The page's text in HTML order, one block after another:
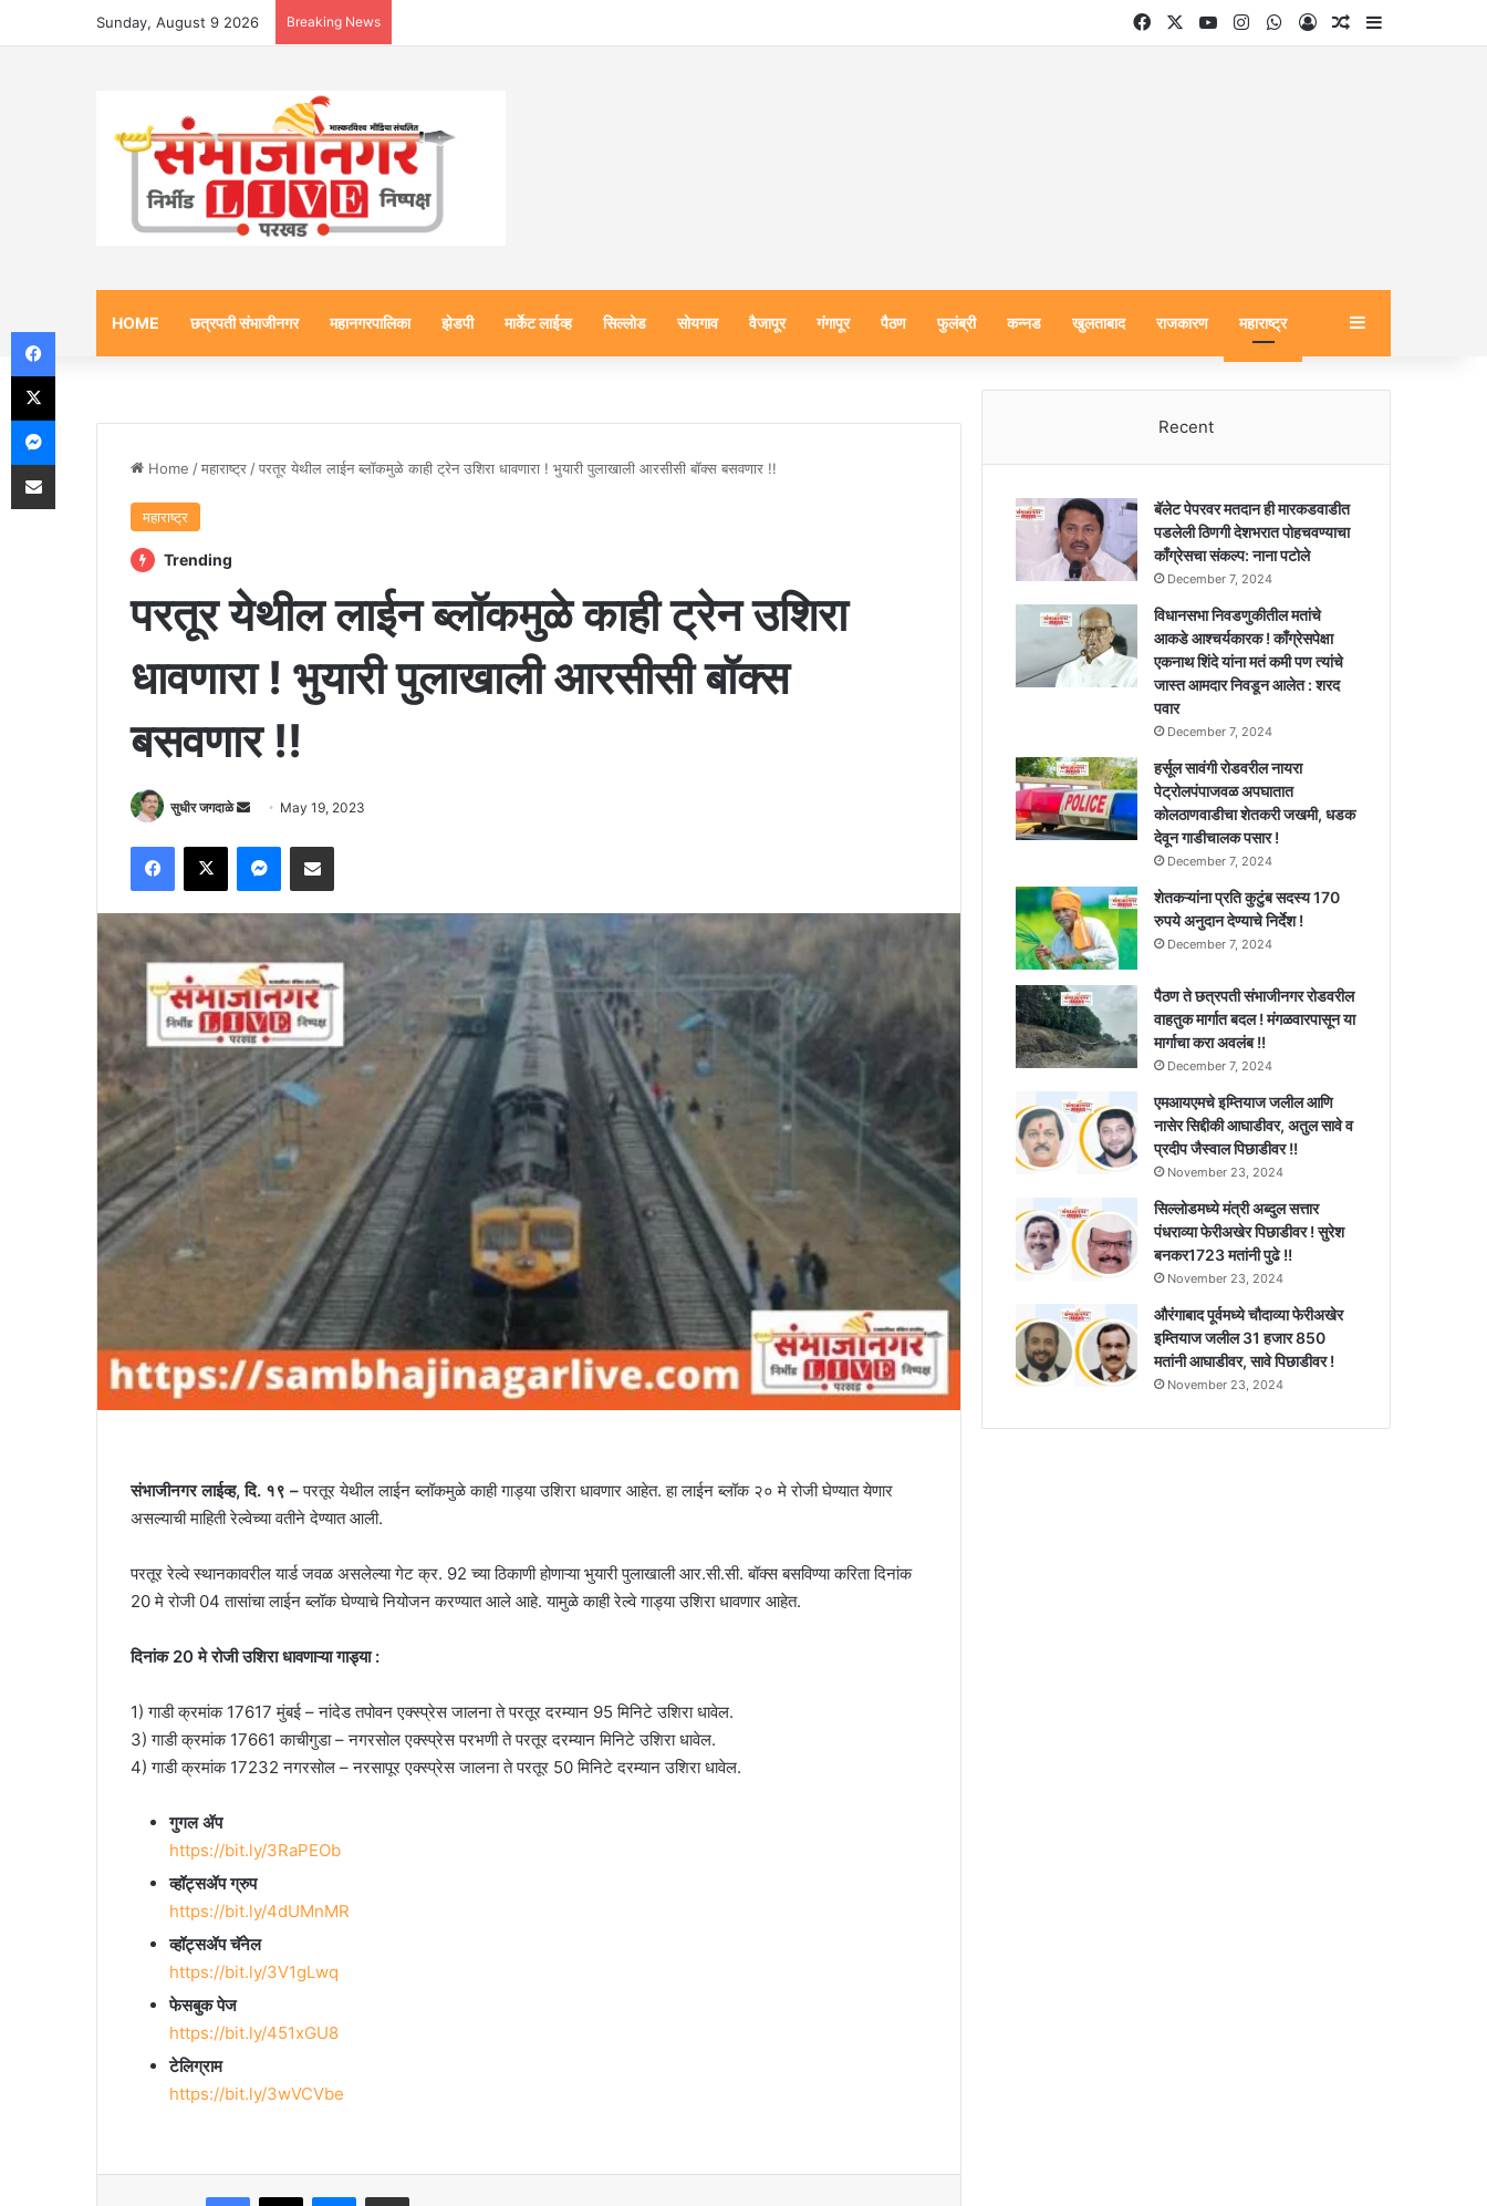
Sunday, August 9 2026 Breaking News FacebookYouTubeInstagramWhatsApp
Log InRandom Article
Sidebar
HOME छत्रपती संभाजीनगर महानगरपालिका झेडपी मार्केट लाईव्ह सिल्लोड सोयगाव वैजापूर गंगापूर पैठण फुलंब्री कन्नड खुलताबाद राजकारण महाराष्ट्र Sidebar
Home /महाराष्ट्र /परतूर येथील लाईन ब्लॉकमुळे काही ट्रेन उशिरा धावणारा ! भुयारी पुलाखाली आरसीसी बॉक्स बसवणार !!
महाराष्ट्र
Trending
परतूर येथील लाईन ब्लॉकमुळे काही ट्रेन उशिरा
धावणारा ! भुयारी पुलाखाली आरसीसी बॉक्स
बसवणार !!
सुधीर जगदाळे
Send
email
May 19, 2023
Facebook
X Messenger
Share via Email
संभाजीनगर लाईव्ह, दि. १९ –परतूर येथील लाईन ब्लॉकमुळे काही गाड्या उशिरा धावणार आहेत. हा लाईन ब्लॉक २० मे रोजी घेण्यात येणार
असल्याची माहिती रेल्वेच्या वतीने देण्यात आली.
परतूर रेल्वे स्थानकावरील यार्ड जवळ असलेल्या गेट क्र. 92 च्या ठिकाणी होणाऱ्या भुयारी पुलाखाली आर.सी.सी. बॉक्स बसविण्या करिता दिनांक
20 मे रोजी 04 तासांचा लाईन ब्लॉक घेण्याचे नियोजन करण्यात आले आहे. यामुळे काही रेल्वे गाड्या उशिरा धावणार आहेत.
दिनांक 20 मे रोजी उशिरा धावणाऱ्या गाड्या :
1) गाडी क्रमांक 17617 मुंबई – नांदेड तपोवन एक्स्प्रेस जालना ते परतूर दरम्यान 95 मिनिटे उशिरा धावेल.
3) गाडी क्रमांक 17661 काचीगुडा – नगरसोल एक्स्प्रेस परभणी ते परतूर दरम्यान मिनिटे उशिरा धावेल.
4) गाडी क्रमांक 17232 नगरसोल – नरसापूर एक्स्प्रेस जालना ते परतूर 50 मिनिटे दरम्यान उशिरा धावेल.
गुगल ॲप
https://bit.ly/3RaPEOb
व्हॉट्सॲप ग्रुप
https://bit.ly/4dUMnMR
व्हॉट्सॲप चॅनेल
https://bit.ly/3V1gLwq
फेसबुक पेज
https://bit.ly/451xGU8
टेलिग्राम
https://bit.ly/3wVCVbe
Facebook
X Messenger
Share via Email
Recent
बॅलेट पेपरवर मतदान ही मारकडवाडीत
पडलेली ठिणगी देशभरात पोहचवण्याचा
काँग्रेसचा संकल्प: नाना पटोले
December 7, 2024
विधानसभा निवडणुकीतील मतांचे
आकडे आश्चर्यकारक ! काँग्रेसपेक्षा
एकनाथ शिंदे यांना मतं कमी पण त्यांचे
जास्त आमदार निवडून आलेत : शरद
पवार
December 7, 2024
हर्सूल सावंगी रोडवरील नायरा
पेट्रोलपंपाजवळ अपघातात
कोलठाणवाडीचा शेतकरी जखमी, धडक
देवून गाडीचालक पसार !
December 7, 2024
शेतकऱ्यांना प्रति कुटुंब सदस्य 170
रुपये अनुदान देण्याचे निर्देश !
December 7, 2024
पैठण ते छत्रपती संभाजीनगर रोडवरील
वाहतुक मार्गात बदल ! मंगळवारपासून या
मार्गाचा करा अवलंब !!
December 7, 2024
एमआयएमचे इम्तियाज जलील आणि
नासेर सिद्दीकी आघाडीवर, अतुल सावे व
प्रदीप जैस्वाल पिछाडीवर !!
November 23, 2024
सिल्लोडमध्ये मंत्री अब्दुल सत्तार
पंधराव्या फेरीअखेर पिछाडीवर ! सुरेश
बनकर1723 मतांनी पुढे !!
November 23, 2024
औरंगाबाद पूर्वमध्ये चौदाव्या फेरीअखेर
इम्तियाज जलील 31 हजार 850
मतांनी आघाडीवर, सावे पिछाडीवर !
November 23, 2024
Facebook
X
Messenger
Share via Email